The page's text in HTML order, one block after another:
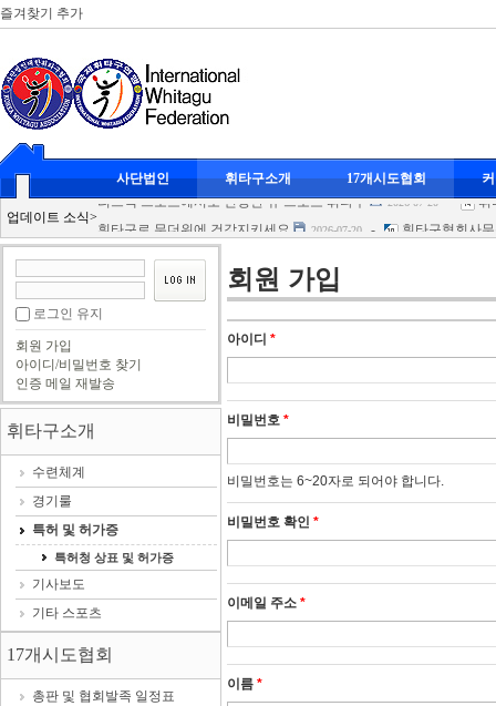
즐겨찾기 추가
사단법인 휘타구소개 17개시도협회
업데이트 소식>
리스펙 스포츠에서도 인정한 뉴 스포츠 휘타구
2026-07-20 -
휘
휘타구로 무더위에 건강지키세요
휘타구협회사
휘타구 광도클럽 남여복식
KBS 이웃집 프로그램 휘타구 촬영
2026-07-20
휘타구 클럽대항전
2026-07-20 -
휘타구협회사무총국
리스펙 스포츠에서도 인정한 뉴 스포츠 휘타구
휘타구로 무더위에 건강지키세요
2026-07-20 -
휘타구협회사
휘타구 광도클럽 남여복식
-
휘타구협회사무총국
KBS 이웃집 프로그램 휘타구 촬영
로그인 유지
회원 가입
아이디/비밀번호 찾기
인증 메일 재발송
휘타구소개
수련체계
경기룰
특허 및 허가증
특허청 상표 및 허가증
기사보도
기타 스포츠
17개시도협회
총판 및 협회발족 일정표
회원 가입
아이디 *
비밀번호 *
비밀번호는 6~20자로 되어야 합니다.
비밀번호 확인 *
이메일 주소 *
이름 *